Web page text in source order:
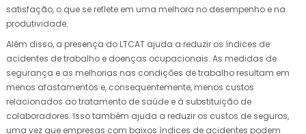
satisfação, o que se reflete em uma melhora no desempenho e na
produtividade.
Além disso, a presença do LTCAT ajuda a reduzir os índices de
acidentes de trabalho e doenças ocupacionais. As medidas de
segurança e as melhorias nas condições de trabalho resultam em
menos afastamentos e, consequentemente, menos custos
relacionados ao tratamento de saúde e à substituição de
colaboradores. Isso também ajuda a reduzir os custos de seguros,
uma vez que empresas com baixos índices de acidentes podem